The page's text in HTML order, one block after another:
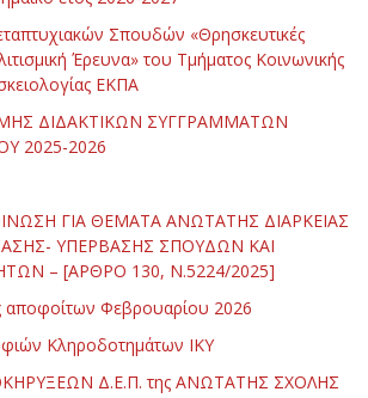
Σπουδών «Θρησκευτικές
Έρευνα» του Τμήματος Κοινωνικής
ΕΚΠΑ
ΔΙΔΑΚΤΙΚΩΝ ΣΥΓΓΡΑΜΜΑΤΩΝ
2025-2026
ΓΙΑ ΘΕΜΑΤΑ ΑΝΩΤΑΤΗΣ ΔΙΑΡΚΕΙΑΣ
ΥΠΕΡΒΑΣΗΣ ΣΠΟΥΔΩΝ ΚΑΙ
– [ΑΡΘΡΟ 130, Ν.5224/2025]
αποφοίτων Φεβρουαρίου 2026
Κληροδοτημάτων ΙΚΥ
Δ.Ε.Π. της ΑΝΩΤΑΤΗΣ ΣΧΟΛΗΣ